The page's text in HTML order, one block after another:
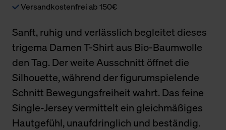
Versandkostenfrei ab 150€
Sanft, ruhig und verlässlich begleitet dieses
trigema Damen T-Shirt aus Bio-Baumwolle
den Tag. Der weite Ausschnitt öffnet die
Silhouette, während der figurumspielende
Schnitt Bewegungsfreiheit wahrt. Das feine
Single-Jersey vermittelt ein gleichmäßiges
Hautgefühl, unaufdringlich und beständig.